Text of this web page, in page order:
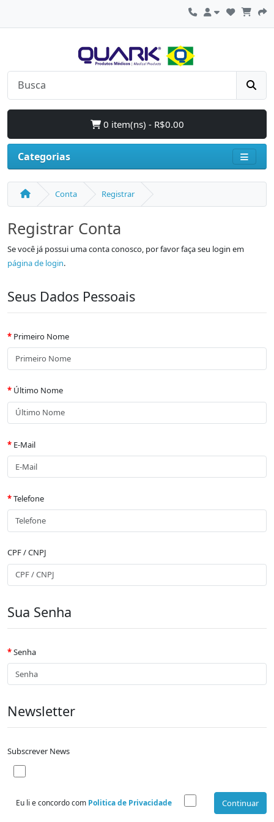
0 item(ns) - R$0.00
Categorias
Conta Registrar
Registrar Conta
Se você já possui uma conta conosco, por favor faça seu login em
página de login.
Seus Dados Pessoais
Primeiro Nome
Último Nome
E-Mail
Telefone
CPF / CNPJ
Sua Senha
Senha
Newsletter
Subscrever News
Eu li e concordo com Politica de Privacidade Continuar